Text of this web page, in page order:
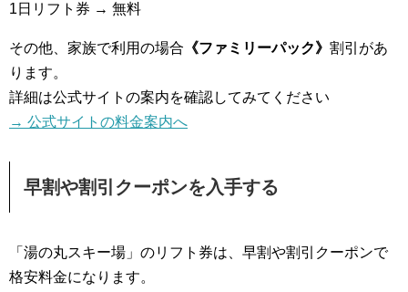
1日リフト券 → 無料
その他、家族で利用の場合 《ファミリーパック》 割引があ
ります。
詳細は公式サイトの案内を確認してみてください
→ 公式サイトの料金案内へ
早割や割引クーポンを入手する
「湯の丸スキー場」のリフト券は、早割や割引クーポンで
格安料金になります。